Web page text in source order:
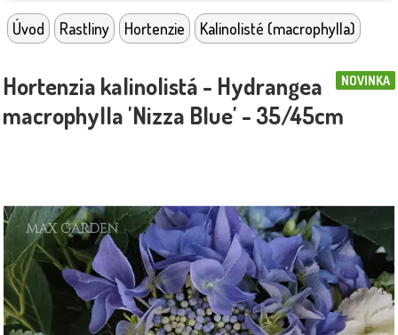
Úvod Rastliny Hortenzie Kalinolisté (macrophylla)
NOVINKA
Hortenzia kalinolistá - Hydrangea
macrophylla 'Nizza Blue' - 35/45cm